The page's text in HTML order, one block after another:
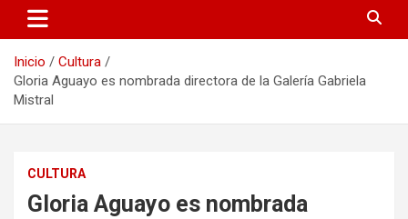
Inicio
Cultura
Gloria Aguayo es nombrada directora de la Galería Gabriela
Mistral
CULTURA
Gloria Aguayo es nombrada